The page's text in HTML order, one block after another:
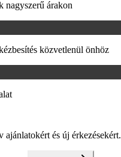
nagyszerű árakon
közvetlenül önhöz
és új érkezésekért.